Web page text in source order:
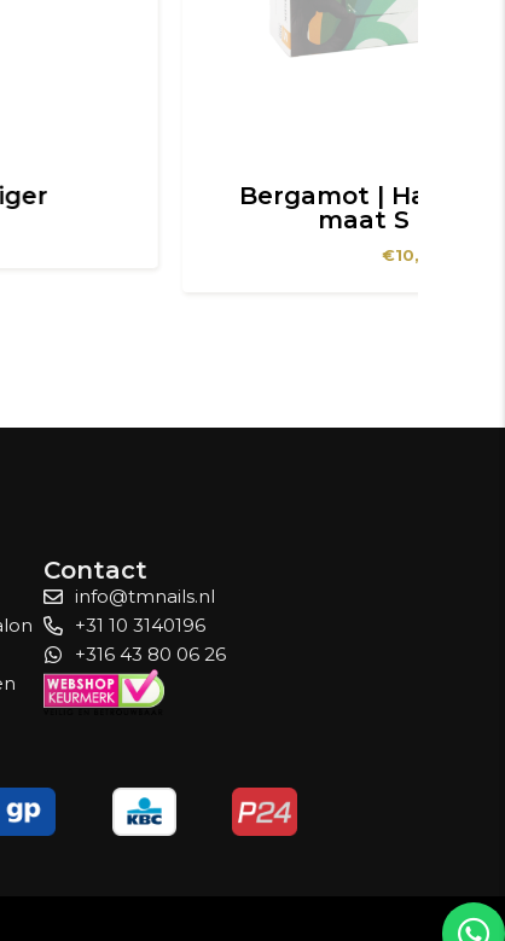
Bergamot | Handschoenen
Contact
info@tmnails.nl
+31 10 3140196
+316 43 80 06 26